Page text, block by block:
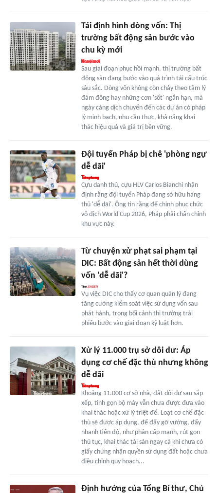
Tái định hình dòng vốn: Thị
trường bất động sản bước vào
chu kỳ mới
Sau giai đoạn phục hồi mạnh, thị trường bất
động sản đang bước vào quá trình tái cấu trúc
sâu sắc. Dòng vốn không còn chảy theo tâm lý
đám đông hay những cơn 'sốt' ngắn hạn, mà
ngày càng dịch chuyển đến các dự án có pháp
lý minh bạch, nhu cầu thực, khả năng khai
thác hiệu quả và giá trị bền vững.
Đội tuyển Pháp bị chê 'phòng ngự
dễ dãi'
Cựu danh thủ, cựu HLV Carlos Bianchi nhận
định rằng đội tuyển Pháp đang sở hữu hàng
thủ 'dễ dãi'. Ông tin rằng để chinh phục chức
vô địch World Cup 2026, Pháp phải chấn chỉnh
khu vực này.
Từ chuyện xử phạt sai phạm tại
DIC: Bất động sản hết thời dùng
vốn 'dễ dãi'?
Vụ việc DIC cho thấy cơ quan quản lý đang
tăng cường kiểm soát việc sử dụng vốn sau
phát hành, trong bối cảnh thị trường trái
phiếu bước vào giai đoạn kỷ luật hơn.
Xử lý 11.000 trụ sở dôi dư: Áp
dụng cơ chế đặc thù nhưng không
dễ dãi
Khoảng 11.000 cơ sở nhà, đất dôi dư sau sắp
xếp, tinh gọn bộ máy vẫn chưa được đưa vào
khai thác hoặc xử lý triệt để. Loạt cơ chế đặc
thù sẽ được áp dụng, để đẩy gỡ vướng, đẩy
nhanh tiến độ, như phân cấp mạnh, rút gọn
thủ tục, khai thác tài sản ngay cả khi chưa có
giấy chứng nhận quyền sử dụng đất hoặc chưa
điều chỉnh quy hoạch...
Định hướng của Tổng Bí thư, Chủ